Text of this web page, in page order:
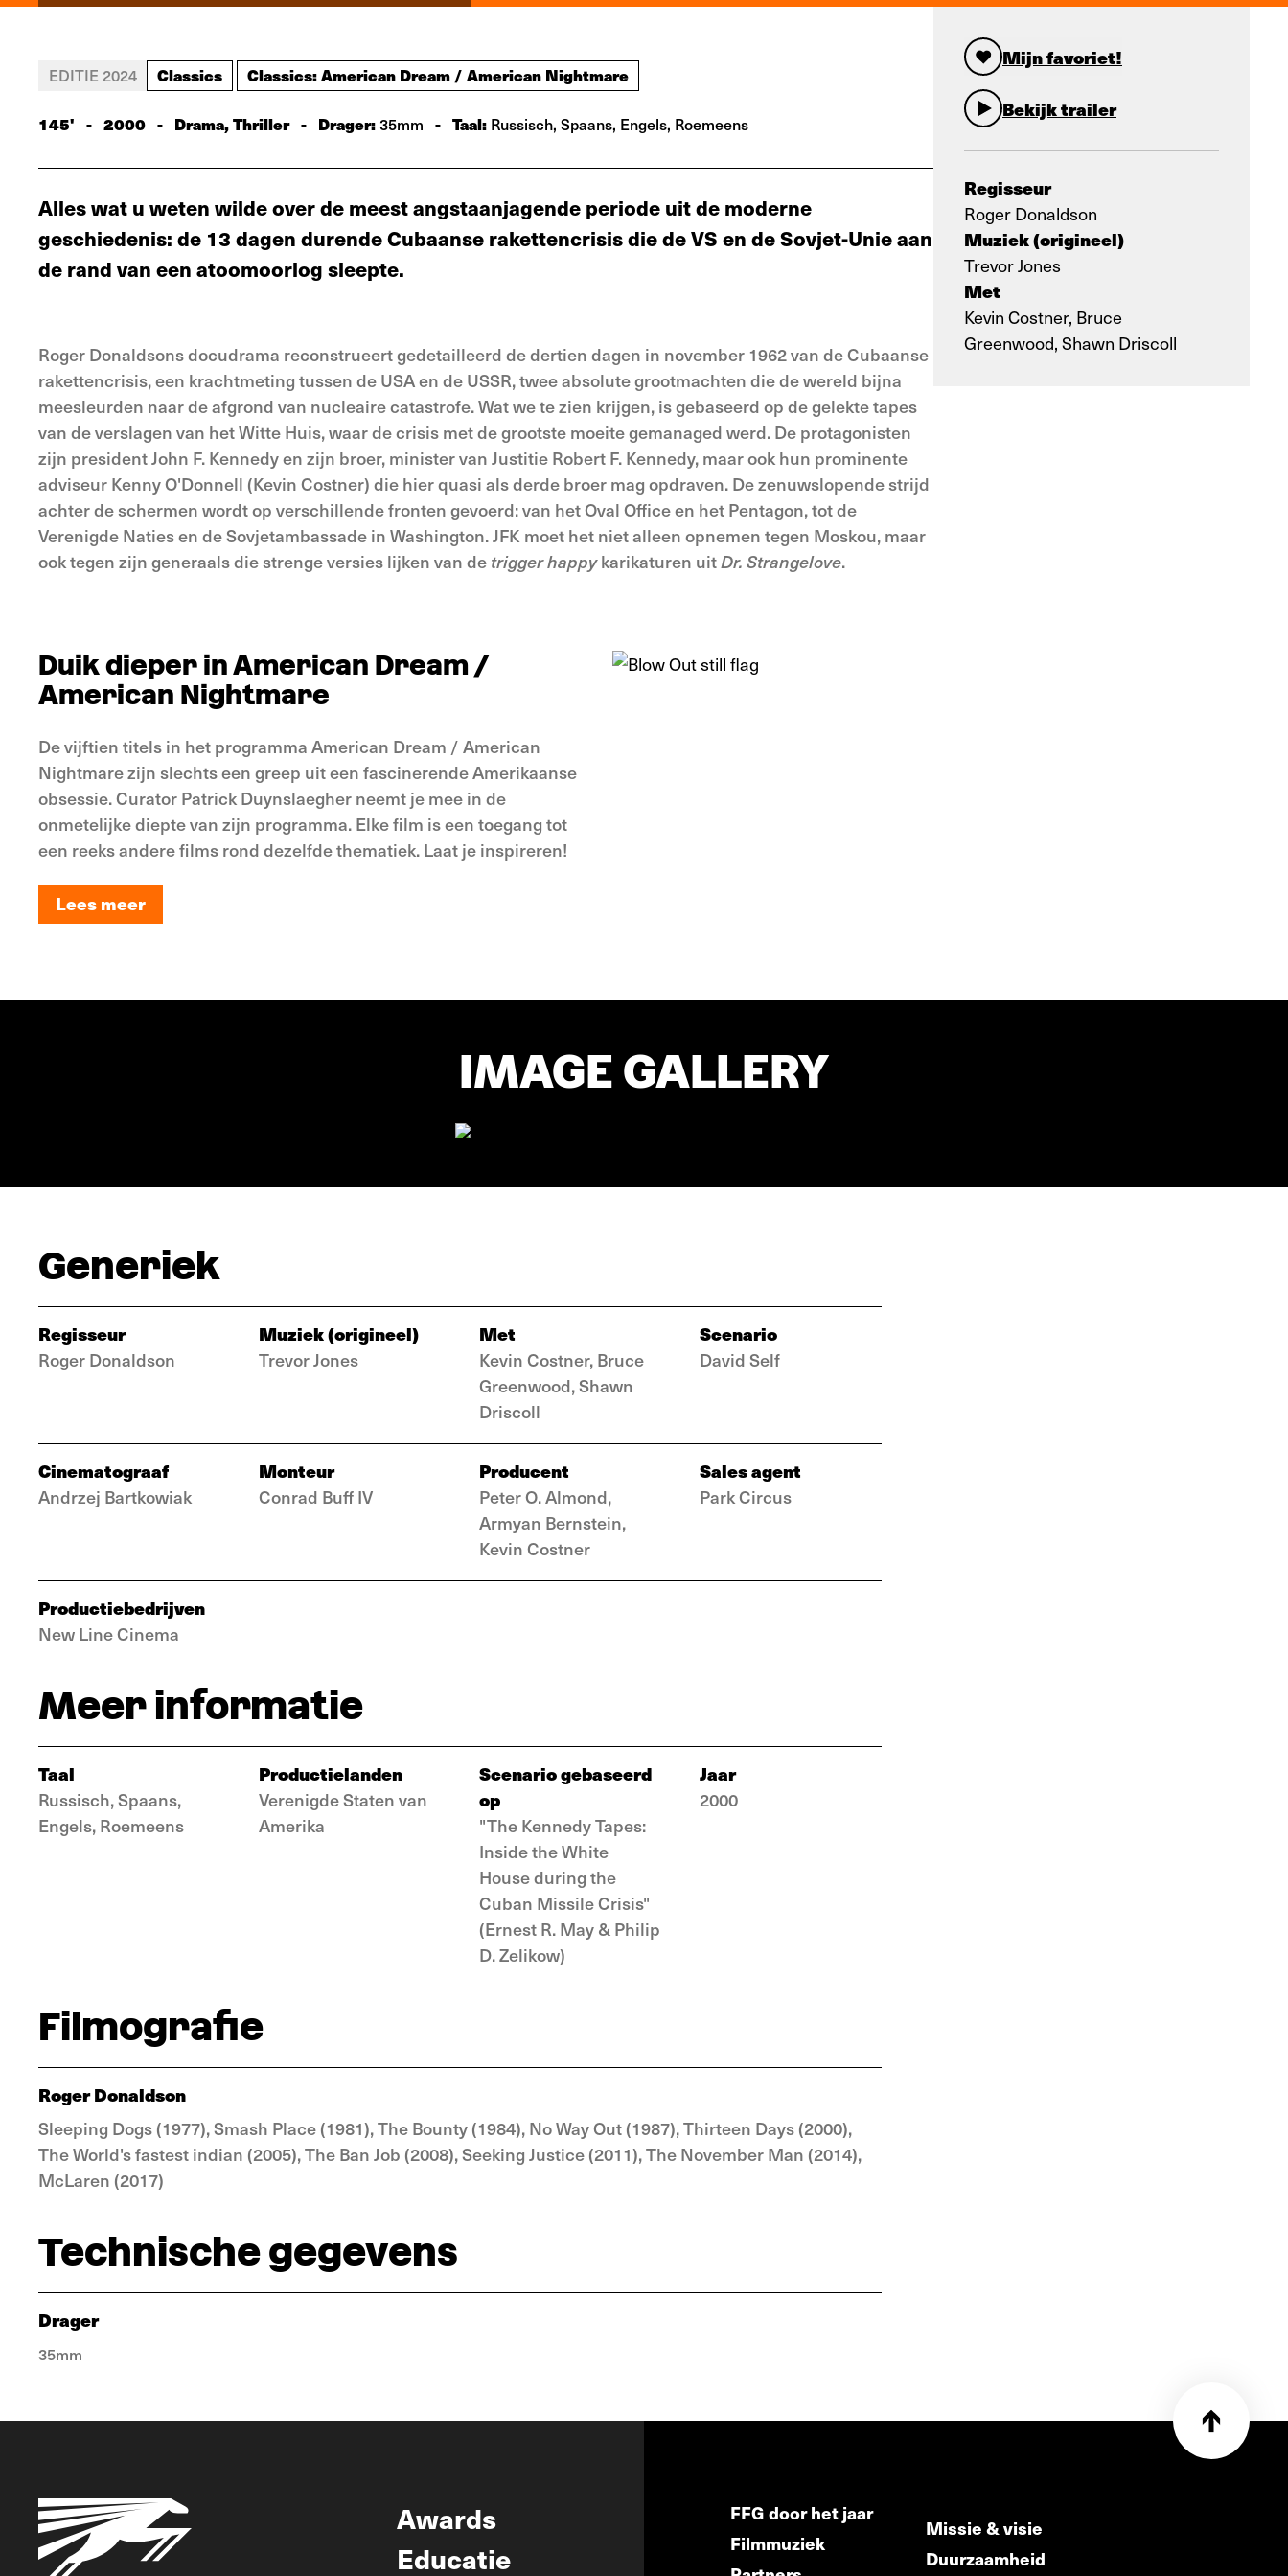
Mijn favoriet!
Bekijk trailer
Regisseur
Roger Donaldson
Muziek (origineel)
Trevor Jones
Met
Kevin Costner, Bruce
Greenwood, Shawn Driscoll
EDITIE 2024 Classics Classics: American Dream / American Nightmare
145' - 2000 - Drama, Thriller - Drager:35mm - Taal: Russisch, Spaans, Engels, Roemeens
Alles wat u weten wilde over de meest angstaanjagende periode uit de moderne
geschiedenis: de 13 dagen durende Cubaanse rakettencrisis die de VS en de Sovjet-Unie aan
de rand van een atoomoorlog sleepte.
Roger Donaldsons docudrama reconstrueert gedetailleerd de dertien dagen in november 1962 van de Cubaanse
rakettencrisis, een krachtmeting tussen de USA en de USSR, twee absolute grootmachten die de wereld bijna
meesleurden naar de afgrond van nucleaire catastrofe. Wat we te zien krijgen, is gebaseerd op de gelekte tapes
van de verslagen van het Witte Huis, waar de crisis met de grootste moeite gemanaged werd. De protagonisten
zijn president John F. Kennedy en zijn broer, minister van Justitie Robert F. Kennedy, maar ook hun prominente
adviseur Kenny O'Donnell (Kevin Costner) die hier quasi als derde broer mag opdraven. De zenuwslopende strijd
achter de schermen wordt op verschillende fronten gevoerd: van het Oval Office en het Pentagon, tot de
Verenigde Naties en de Sovjetambassade in Washington. JFK moet het niet alleen opnemen tegen Moskou, maar
ook tegen zijn generaals die strenge versies lijken van de trigger happykarikaturen uitDr. Strangelove.
Duik dieper in American Dream /
American Nightmare
De vijftien titels in het programma American Dream / American
Nightmare zijn slechts een greep uit een fascinerende Amerikaanse
obsessie. Curator Patrick Duynslaegher neemt je mee in de
onmetelijke diepte van zijn programma. Elke film is een toegang tot
een reeks andere films rond dezelfde thematiek. Laat je inspireren!
Lees meer
IMAGE GALLERY
Generiek
Regisseur
Roger Donaldson
Muziek (origineel)
Trevor Jones
Met
Kevin Costner, Bruce
Greenwood, Shawn
Driscoll
Scenario
David Self
Cinematograaf
Andrzej Bartkowiak
Monteur
Conrad Buff IV
Producent
Peter O. Almond,
Armyan Bernstein,
Kevin Costner
Sales agent
Park Circus
Productiebedrijven
New Line Cinema
Meer informatie
Taal
Russisch, Spaans,
Engels, Roemeens
Productielanden
Verenigde Staten van
Amerika
Scenario gebaseerd
op
"The Kennedy Tapes:
Inside the White
House during the
Cuban Missile Crisis"
(Ernest R. May & Philip
D. Zelikow)
Jaar
2000
Filmografie
Roger Donaldson
Sleeping Dogs (1977), Smash Place (1981), The Bounty (1984), No Way Out (1987), Thirteen Days (2000),
The World's fastest indian (2005), The Ban Job (2008), Seeking Justice (2011), The November Man (2014),
McLaren (2017)
Technische gegevens
Drager
35mm
Awards
Educatie
FFG door het jaar
Filmmuziek
Missie & visie
Duurzaamheid